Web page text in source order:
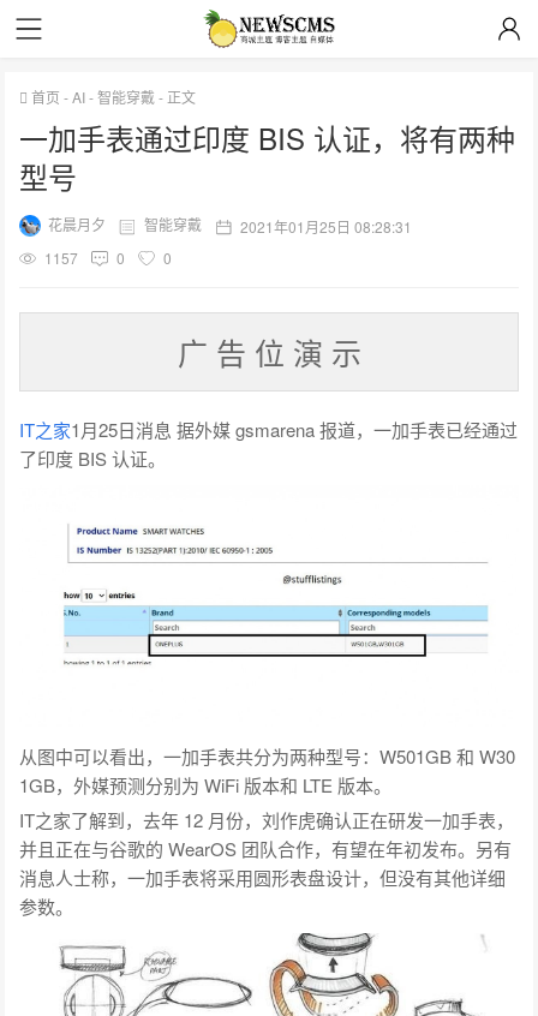
首页 -AI-智能穿戴 - 正文
一加手表通过印度 BIS 认证，将有两种
型号
花晨月夕 智能穿戴
2021年01月25日 08:28:31
1157
0 0
广 告 位 演 示
IT之家1月25日消息 据外媒 gsmarena 报道，一加手表已经通过
了印度 BIS 认证。
从图中可以看出，一加手表共分为两种型号：W501GB 和 W30
1GB，外媒预测分别为 WiFi 版本和 LTE 版本。
IT之家了解到，去年 12 月份，刘作虎确认正在研发一加手表，
并且正在与谷歌的 WearOS 团队合作，有望在年初发布。另有
消息人士称，一加手表将采用圆形表盘设计，但没有其他详细
参数。